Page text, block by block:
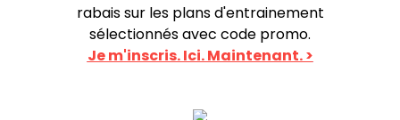
rabais sur les plans d'entrainement
sélectionnés avec code promo.
Je m'inscris. Ici. Maintenant. >